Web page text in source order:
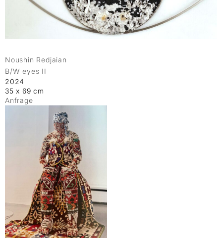
Noushin Redjaian
B/W eyes II
2024
35 x 69 cm
Anfrage